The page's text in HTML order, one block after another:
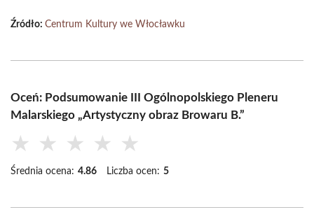
Źródło: Centrum Kultury we Włocławku
Oceń: Podsumowanie III Ogólnopolskiego Pleneru
Malarskiego „Artystyczny obraz Browaru B.”
★ ★ ★ ★ ★
Średnia ocena: 4.86 Liczba ocen: 5